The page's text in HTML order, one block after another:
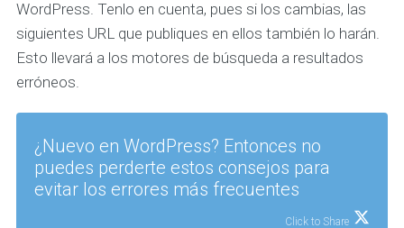
WordPress. Tenlo en cuenta, pues si los cambias, las
siguientes URL que publiques en ellos también lo harán.
Esto llevará a los motores de búsqueda a resultados
erróneos.
¿Nuevo en WordPress? Entonces no
puedes perderte estos consejos para
evitar los errores más frecuentes
Click to Share